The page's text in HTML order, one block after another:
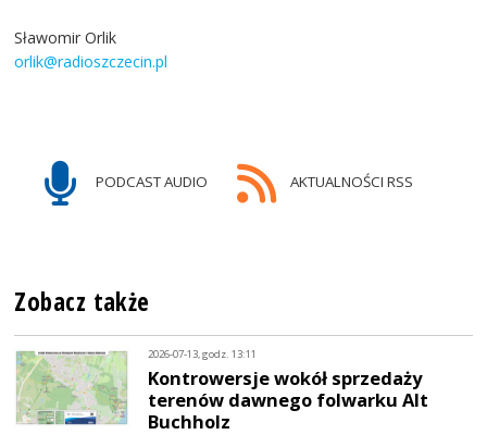
Sławomir Orlik
orlik@radioszczecin.pl
PODCAST AUDIO AKTUALNOŚCI RSS
Zobacz także
2026-07-13, godz. 13:11
Kontrowersje wokół sprzedaży
terenów dawnego folwarku Alt
Buchholz